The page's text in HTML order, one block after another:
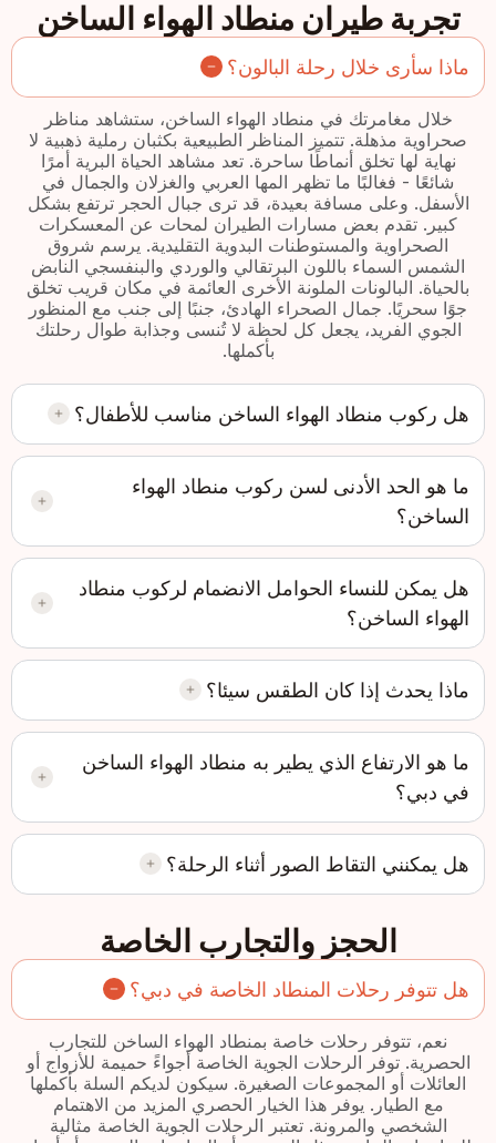
تجربة طيران منطاد الهواء الساخن
ماذا سأرى خلال رحلة البالون؟
خلال مغامرتك في منطاد الهواء الساخن، ستشاهد مناظر
صحراوية مذهلة. تتميز المناظر الطبيعية بكثبان رملية ذهبية لا
نهاية لها تخلق أنماطًا ساحرة. تعد مشاهد الحياة البرية أمرًا
شائعًا - فغالبًا ما تظهر المها العربي والغزلان والجمال في
الأسفل. وعلى مسافة بعيدة، قد ترى جبال الحجر ترتفع بشكل
كبير. تقدم بعض مسارات الطيران لمحات عن المعسكرات
الصحراوية والمستوطنات البدوية التقليدية. يرسم شروق
الشمس السماء باللون البرتقالي والوردي والبنفسجي النابض
بالحياة. البالونات الملونة الأخرى العائمة في مكان قريب تخلق
جوًا سحريًا. جمال الصحراء الهادئ، جنبًا إلى جنب مع المنظور
الجوي الفريد، يجعل كل لحظة لا تُنسى وجذابة طوال رحلتك
بأكملها.
هل ركوب منطاد الهواء الساخن مناسب للأطفال؟
ما هو الحد الأدنى لسن ركوب منطاد الهواء
الساخن؟
هل يمكن للنساء الحوامل الانضمام لركوب منطاد
الهواء الساخن؟
ماذا يحدث إذا كان الطقس سيئا؟
ما هو الارتفاع الذي يطير به منطاد الهواء الساخن
في دبي؟
هل يمكنني التقاط الصور أثناء الرحلة؟
الحجز والتجارب الخاصة
هل تتوفر رحلات المنطاد الخاصة في دبي؟
نعم، تتوفر رحلات خاصة بمنطاد الهواء الساخن للتجارب
الحصرية. توفر الرحلات الجوية الخاصة أجواءً حميمة للأزواج أو
العائلات أو المجموعات الصغيرة. سيكون لديكم السلة بأكملها
مع الطيار. يوفر هذا الخيار الحصري المزيد من الاهتمام
الشخصي والمرونة. تعتبر الرحلات الجوية الخاصة مثالية